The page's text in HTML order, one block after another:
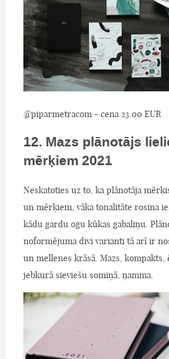
@piparmetracom - cena 23.00 EUR
12. Mazs plānotājs
mērķiem 2021
Neskatoties uz to, ka plānotāja
un mērķiem, vāka tonalitāte rosina
kādu gardu ogu kūkas gabaliņu.
noformējuma divi varianti tā arī ir
un mellenes krāsā. Mazs,
jebkurā sieviešu somiņā, ņamma.